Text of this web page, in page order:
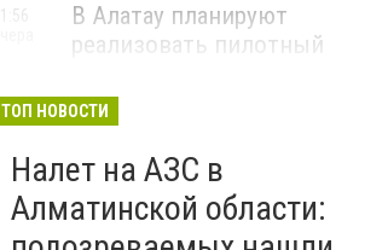
В Алатау планируют
реализовать пилотный
"зеленого" авиатоплива
11:56
Алматы облысының
мамандандырылған
14:19
4 августа
ТОП НОВОСТИ
Налет на АЗС в
Алматинской области: